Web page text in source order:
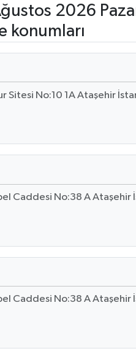
2026
konumları
Sitesi No:10 1A Ataşehir
Caddesi No:38 A Ataşehir
Caddesi No:38 A Ataşehir